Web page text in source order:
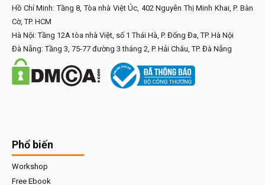
Hồ Chí Minh: Tầng 8, Tòa nhà Việt Úc, 402 Nguyễn Thị Minh Khai, P. Bàn
Cờ, TP. HCM
Hà Nội: Tầng 12A tòa nhà Việt, số 1 Thái Hà, P. Đống Đa, TP. Hà Nội
Đà Nẵng: Tầng 3, 75-77 đường 3 tháng 2, P. Hải Châu, TP. Đà Nẵng
Phổ biến
Workshop
Free Ebook